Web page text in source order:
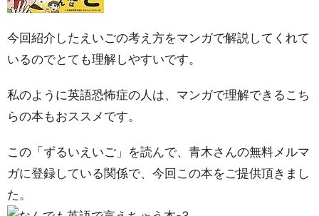
今回紹介したえいごの考え方をマンガで解説してくれて
いるのでとても理解しやすいです。
私のように英語恐怖症の人は、マンガで理解できるこち
らの本もおススメです。
この「ずるいえいご」を読んで、青木さんの無料メルマ
ガに登録している関係で、今回この本をご提供頂きまし
た。